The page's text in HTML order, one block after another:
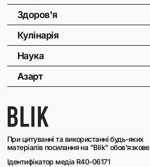
При цитуванні та використанні будь-яких
матеріалів посилання на "Blik" обов'язкове
Ідентифікатор медіа R40-06171
Здоров'я
Кулінарія
Наука
Азарт